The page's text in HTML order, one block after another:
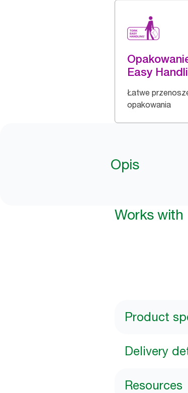
Easy
Łatwe
opakowania
Opis
Works with
Product
Delivery
Resources